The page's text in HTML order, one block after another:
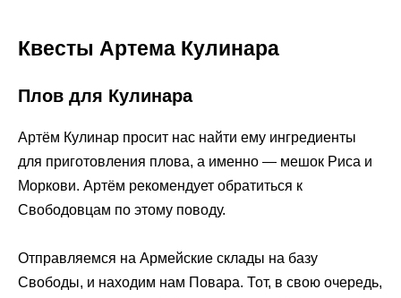
Квесты Артема Кулинара
Плов для Кулинара
Артём Кулинар просит нас найти ему ингредиенты
для приготовления плова, а именно — мешок Риса и
Моркови. Артём рекомендует обратиться к
Свободовцам по этому поводу.
Отправляемся на Армейские склады на базу
Свободы, и находим нам Повара. Тот, в свою очередь,